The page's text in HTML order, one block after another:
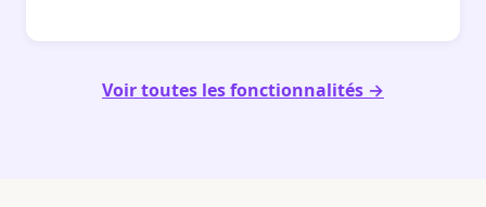
Voir toutes les fonctionnalités →